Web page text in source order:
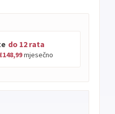
do 12 rata
mjesečno
do12rata